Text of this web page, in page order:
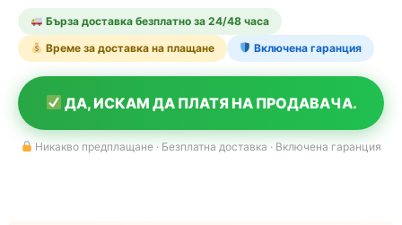
Бърза доставка безплатно за 24/48 часа
Време за доставка на плащане
Включена гаранция
ДА, ИСКАМ ДА ПЛАТЯ НА ПРОДАВАЧА.
Никакво предплащане · Безплатна доставка · Включена гаранция